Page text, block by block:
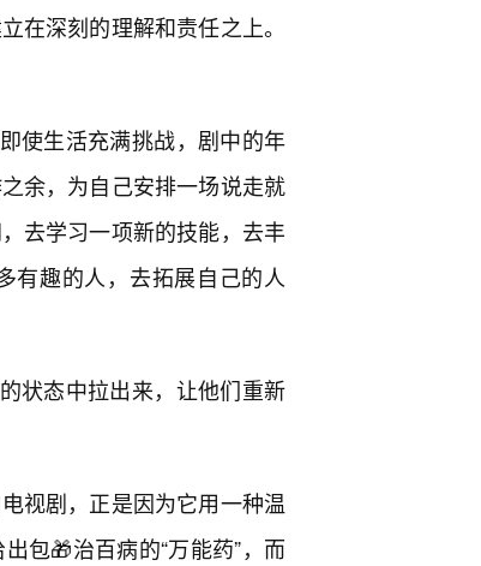
在深刻的理解和责任之上。
使生活充满挑战，剧中的年
余，为自己安排一场说走就
去学习一项新的技能，去丰
有趣的人，去拓展自己的人
状态中拉出来，让他们重新
视剧，正是因为它用一种温
包🎁治百病的“万能药”，而